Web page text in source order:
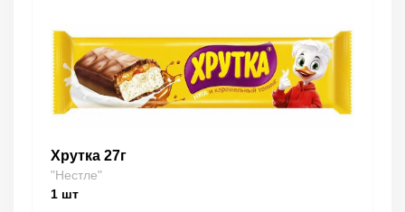
Хрутка 27г
"Нестле"
1 шт